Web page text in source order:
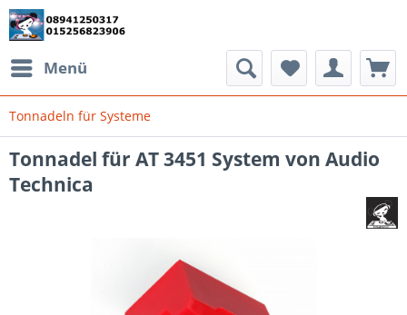
Menü
Tonnadeln für Systeme
Tonnadel für AT 3451 System von Audio
Technica